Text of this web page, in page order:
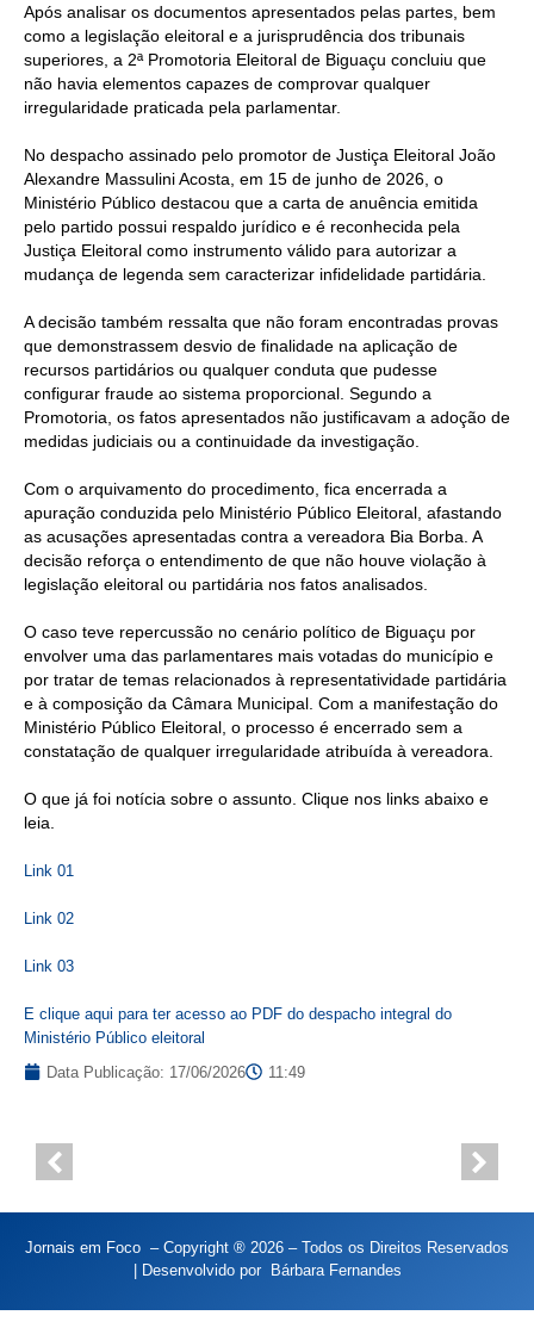
Após analisar os documentos apresentados pelas partes, bem
como a legislação eleitoral e a jurisprudência dos tribunais
superiores, a 2ª Promotoria Eleitoral de Biguaçu concluiu que
não havia elementos capazes de comprovar qualquer
irregularidade praticada pela parlamentar.
No despacho assinado pelo promotor de Justiça Eleitoral João
Alexandre Massulini Acosta, em 15 de junho de 2026, o
Ministério Público destacou que a carta de anuência emitida
pelo partido possui respaldo jurídico e é reconhecida pela
Justiça Eleitoral como instrumento válido para autorizar a
mudança de legenda sem caracterizar infidelidade partidária.
A decisão também ressalta que não foram encontradas provas
que demonstrassem desvio de finalidade na aplicação de
recursos partidários ou qualquer conduta que pudesse
configurar fraude ao sistema proporcional. Segundo a
Promotoria, os fatos apresentados não justificavam a adoção de
medidas judiciais ou a continuidade da investigação.
Com o arquivamento do procedimento, fica encerrada a
apuração conduzida pelo Ministério Público Eleitoral, afastando
as acusações apresentadas contra a vereadora Bia Borba. A
decisão reforça o entendimento de que não houve violação à
legislação eleitoral ou partidária nos fatos analisados.
O caso teve repercussão no cenário político de Biguaçu por
envolver uma das parlamentares mais votadas do município e
por tratar de temas relacionados à representatividade partidária
e à composição da Câmara Municipal. Com a manifestação do
Ministério Público Eleitoral, o processo é encerrado sem a
constatação de qualquer irregularidade atribuída à vereadora.
O que já foi notícia sobre o assunto. Clique nos links abaixo e
leia.
Link 01
Link 02
Link 03
E clique aqui para ter acesso ao PDF do despacho integral do
Ministério Público eleitoral
Data Publicação: 17/06/2026 11:49
Jornais em Foco – Copyright ® 2026 – Todos os Direitos Reservados
| Desenvolvido por
Bárbara Fernandes